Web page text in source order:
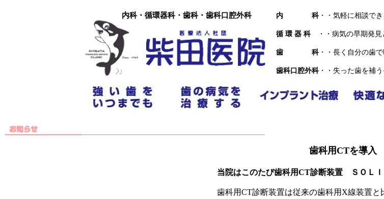
内科・循環器科・歯科・歯科口腔外科 内 科・・気軽に相談で
循 環 器 科 ・・病気の早期発
歯 科・・長く自分の歯
歯科口腔外科・・失った歯を補う
歯科用CTを導入
当院はこのたび歯科用CT診断装置 ＳＯＬ
歯科用CT診断装置は従来の歯科用X線装置と